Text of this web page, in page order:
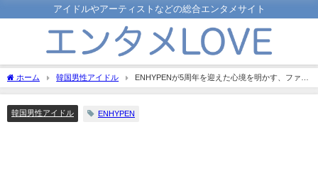
アイドルやアーティストなどの総合エンタメサイト
ホーム 韓国男性アイドル
ENHYPENが5周年を迎えた心境を明かす、ファン
へのメッセージも
韓国男性アイドル ENHYPEN